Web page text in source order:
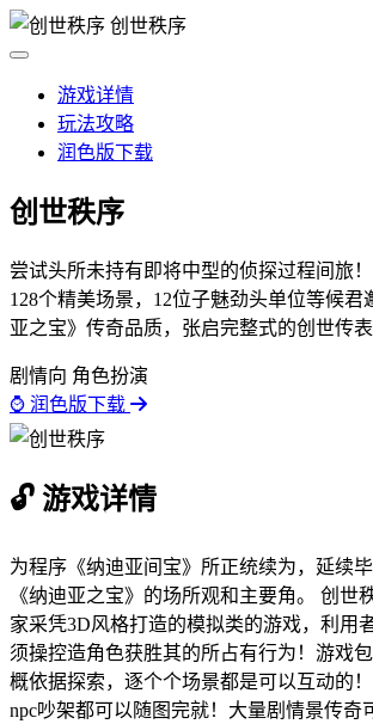
创世秩序
游戏详情
玩法攻略
润色版下载
创世秩序
尝试头所未持有即将中型的侦探过程间旅！
128个精美场景，12位子魅劲头单位等候君
亚之宝》传奇品质，张启完整式的创世传表
剧情向 角色扮演
⌚ 润色版下载
🔓 游戏详情
为程序《纳迪亚间宝》所正统续为，延续
《纳迪亚之宝》的场所观和主要角。 创世
家采凭3D风格打造的模拟类的游戏，利用
须操控造角色获胜其的所占有行为！游戏
概依据探索，逐个个场景都是可以互动的
npc吵架都可以随图完就！大量剧情景传奇